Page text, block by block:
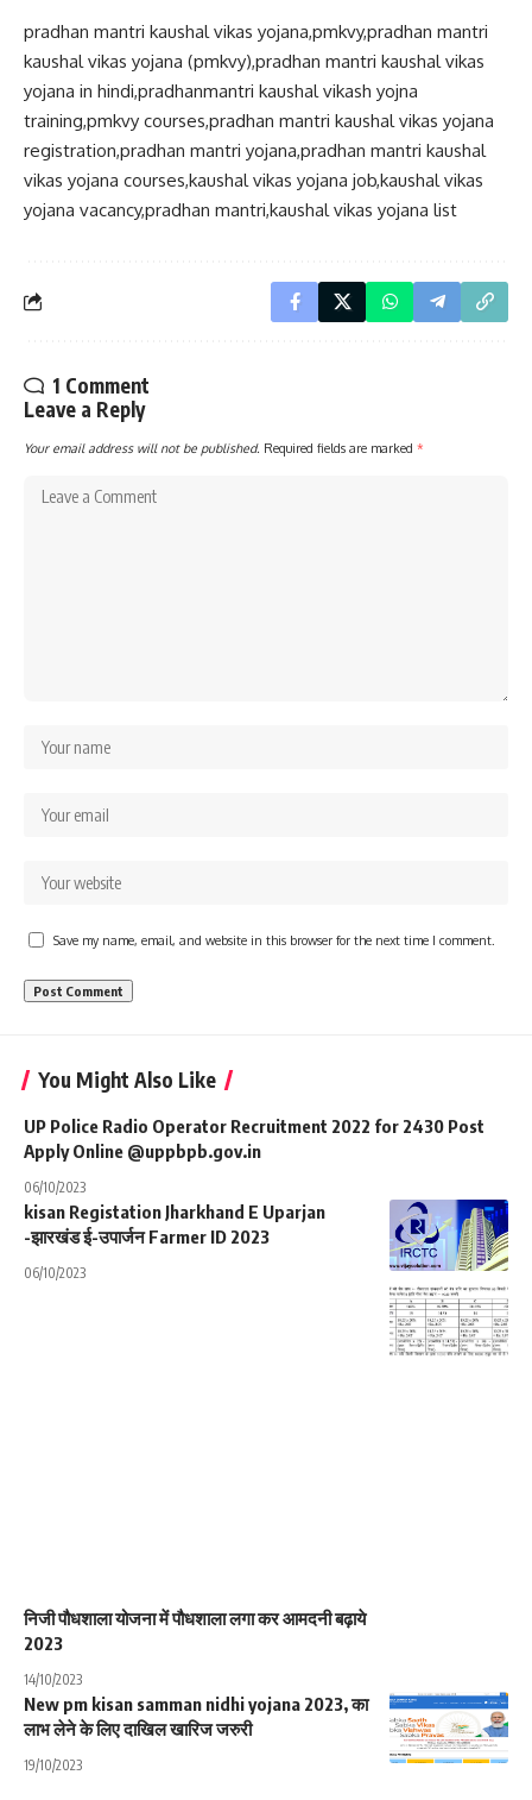
pradhan mantri kaushal vikas yojana,pmkvy,pradhan mantri
kaushal vikas yojana (pmkvy),pradhan mantri kaushal vikas
yojana in hindi,pradhanmantri kaushal vikash yojna
training,pmkvy courses,pradhan mantri kaushal vikas yojana
registration,pradhan mantri yojana,pradhan mantri kaushal
vikas yojana courses,kaushal vikas yojana job,kaushal vikas
yojana vacancy,pradhan mantri,kaushal vikas yojana list
1 Comment
Leave a Reply
Your email address will not be published. Required fields are marked *
Save my name, email, and website in this browser for the next time I comment.
You Might Also Like
UP Police Radio Operator Recruitment 2022 for 2430 Post
Apply Online @uppbpb.gov.in
06/10/2023
kisan Registation Jharkhand E Uparjan
-झारखंड ई-उपार्जन Farmer ID 2023
06/10/2023
निजी पौधशाला योजना में पौधशाला लगा कर आमदनी बढ़ाये
2023
14/10/2023
New pm kisan samman nidhi yojana 2023, का
लाभ लेने के लिए दाखिल खारिज जरुरी
19/10/2023